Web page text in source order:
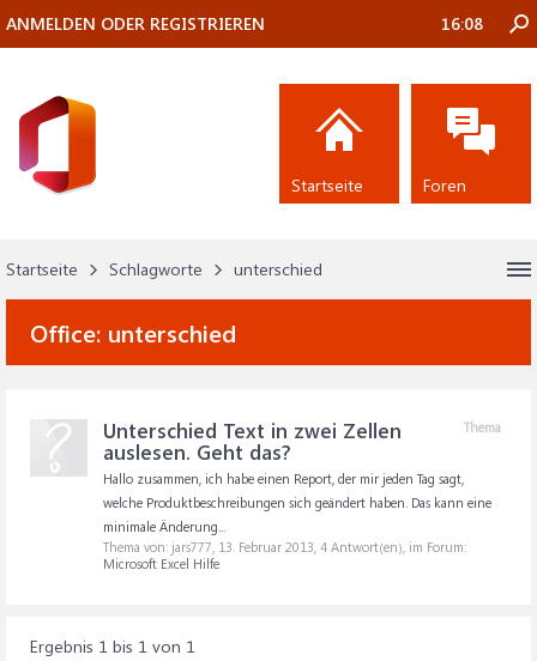
Startseite Schlagworte unterschied
Office: unterschied
Thema
Unterschied Text in zwei Zellen
auslesen. Geht das?
Hallo zusammen, ich habe einen Report, der mir jeden Tag sagt,
welche Produktbeschreibungen sich geändert haben. Das kann eine
minimale Änderung...
Thema von: jars777, 13. Februar 2013, 4 Antwort(en), im Forum:
Microsoft Excel Hilfe
Ergebnis 1 bis 1 von 1
ANMELDEN ODER REGISTRIEREN 16:08
Startseite Foren